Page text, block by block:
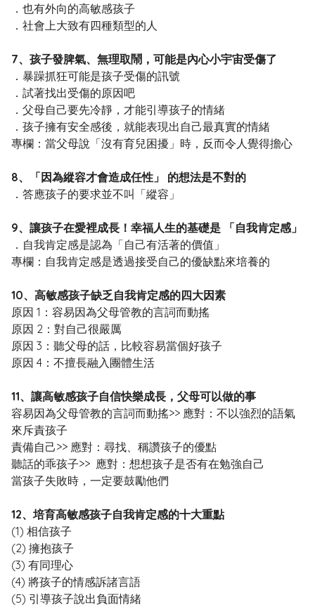
．也有外向的高敏感孩子
．社會上大致有四種類型的人
7、孩子發脾氣、無理取鬧，可能是內心小宇宙受傷了
．暴躁抓狂可能是孩子受傷的訊號
．試著找出受傷的原因吧
．父母自己要先冷靜，才能引導孩子的情緒
．孩子擁有安全感後，就能表現出自己最真實的情緒
專欄：當父母說「沒有育兒困擾」時，反而令人覺得擔心
8、「因為縱容才會造成任性」 的想法是不對的
．答應孩子的要求並不叫「縱容」
9、讓孩子在愛裡成長！幸福人生的基礎是 「自我肯定感」
．自我肯定感是認為「自己有活著的價值」
專欄：自我肯定感是透過接受自己的優缺點來培養的
10、高敏感孩子缺乏自我肯定感的四大因素
原因 1：容易因為父母管教的言詞而動搖
原因 2：對自己很嚴厲
原因 3：聽父母的話，比較容易當個好孩子
原因 4：不擅長融入團體生活
11、讓高敏感孩子自信快樂成長，父母可以做的事
容易因為父母管教的言詞而動搖>> 應對：不以強烈的語氣
來斥責孩子
責備自己>> 應對：尋找、稱讚孩子的優點
聽話的乖孩子>> 應對：想想孩子是否有在勉強自己
當孩子失敗時，一定要鼓勵他們
12、培育高敏感孩子自我肯定感的十大重點
(1) 相信孩子
(2) 擁抱孩子
(3) 有同理心
(4) 將孩子的情感訴諸言語
(5) 引導孩子說出負面情緒